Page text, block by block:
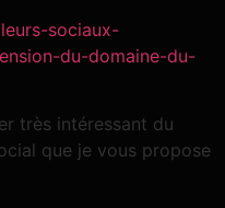
sociaux-
du-domaine-du-
très intéressant du
que je vous propose